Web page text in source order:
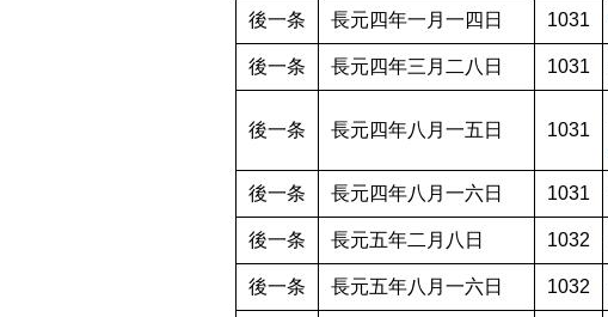
後一条 長元四年一月一四日 1031
後一条 長元四年三月二八日 1031
後一条 長元四年八月一五日 1031
後一条 長元四年八月一六日 1031
後一条 長元五年二月八日 1032
後一条 長元五年八月一六日 1032